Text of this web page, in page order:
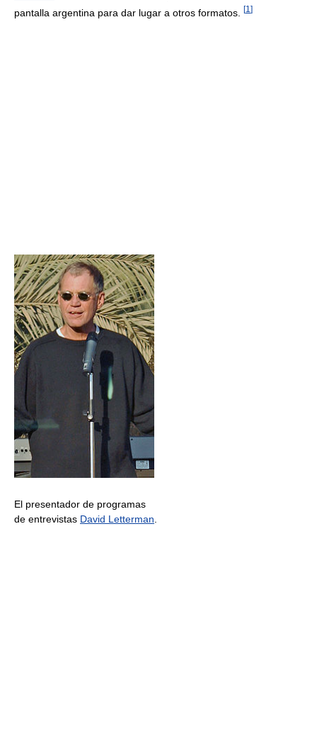
pantalla argentina para dar lugar a otros formatos.
[1 ]
El presentador de programas
de entrevistas David Letterman.